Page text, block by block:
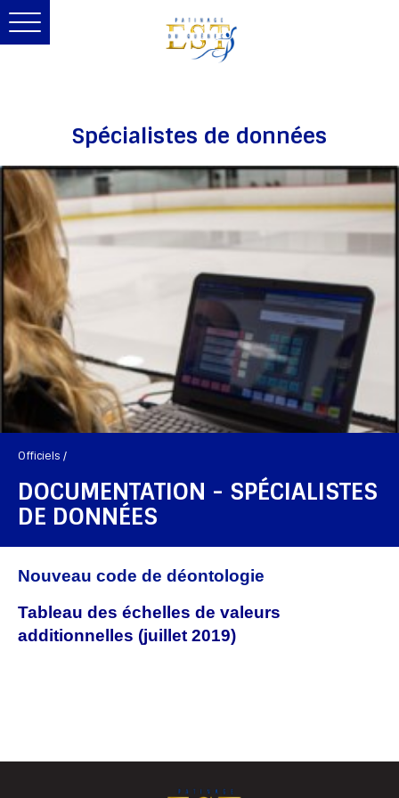
navigation
Spécialistes de données
Officiels /
DOCUMENTATION - SPÉCIALISTES
DE DONNÉES
Nouveau code de déontologie
Tableau des échelles de valeurs
additionnelles (juillet 2019)